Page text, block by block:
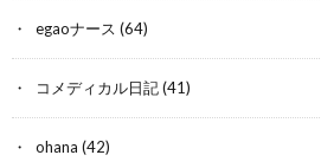
egaoナース (64)
コメディカル日記(41)
ohana (42)